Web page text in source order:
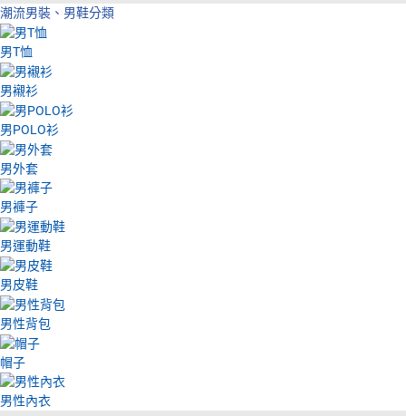
潮流男裝、男鞋分類
男T恤
男襯衫
男POLO衫
男外套
男褲子
男運動鞋
男皮鞋
男性背包
帽子
男性內衣